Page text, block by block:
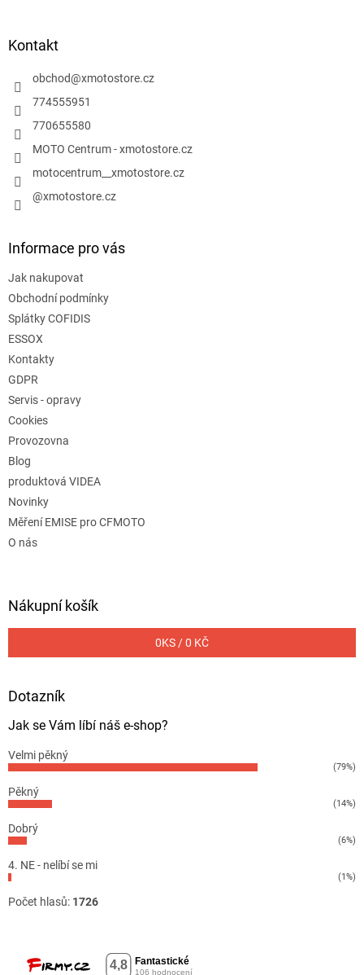
Kontakt
obchod@xmotostore.cz
774555951
770655580
MOTO Centrum - xmotostore.cz
motocentrum__xmotostore.cz
@xmotostore.cz
Informace pro vás
Jak nakupovat
Obchodní podmínky
Splátky COFIDIS
ESSOX
Kontakty
GDPR
Servis - opravy
Cookies
Provozovna
Blog
produktová VIDEA
Novinky
Měření EMISE pro CFMOTO
O nás
Nákupní košík
0KS /0 KČ
Dotazník
Jak se Vám líbí náš e-shop?
Velmi pěkný
(79%)
Pěkný
(14%)
Dobrý
(6%)
4. NE - nelíbí se mi
(1%)
Počet hlasů: 1726